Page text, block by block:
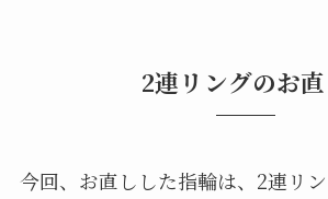
2連リングのお
今回、お直しした指輪は、2連リ